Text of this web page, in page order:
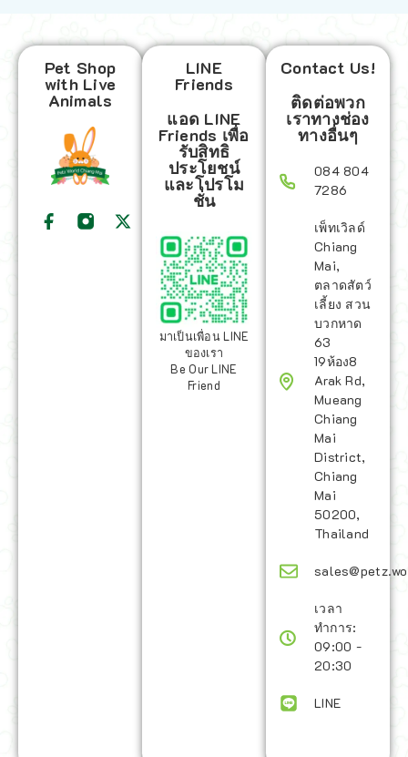
Pet Shop
with Live
Animals
LINE
Friends
แอด LINE
Friends เพื่อ
รับสิทธิ
ประโยชน์
และโปรโม
ชั่น
มาเป็นเพื่อน LINE
ของเรา
Be Our LINE
Friend
Contact Us!
ติดต่อพวก
เราทางช่อง
ทางอื่นๆ
084 804
7286
เพ็ทเวิลด์
Chiang
Mai,
ตลาดสัตว์
เลี้ยง สวน
บวกหาด
63
19ห้อง8
Arak Rd,
Mueang
Chiang
Mai
District,
Chiang
Mai
50200,
Thailand
เวลา
ทำการ:
09:00 -
20:30
LINE